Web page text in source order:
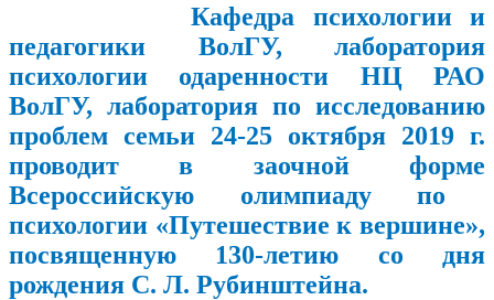
Кафедра психологии и
педагогики ВолГУ, лаборатория
психологии одаренности НЦ РАО
ВолГУ, лаборатория по исследованию
проблем семьи 24-25 октября 2019 г.
проводит в заочной форме
Всероссийскую олимпиаду по
психологии «Путешествие к вершине»,
посвященную 130-летию со дня
рождения С. Л. Рубинштейна.